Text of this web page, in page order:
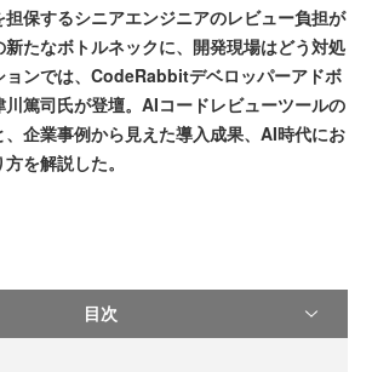
保するシニアエンジニアのレビュー負担が
たなボトルネックに、開発現場はどう対処
ョンでは、CodeRabbitデベロッパーアドボ
篤司氏が登壇。AIコードレビューツールの
企業事例から見えた導入成果、AI時代にお
を解説した。
目次